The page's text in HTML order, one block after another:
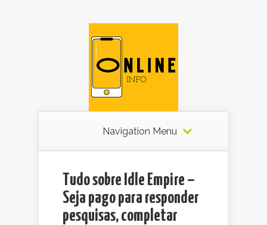
Navigation Menu
Tudo sobre Idle Empire –
Seja pago para responder
pesquisas, completar